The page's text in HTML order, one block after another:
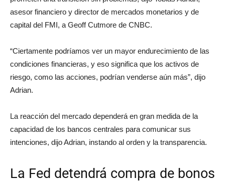
asesor financiero y director de mercados monetarios y de
capital del FMI, a Geoff Cutmore de CNBC.
“Ciertamente podríamos ver un mayor endurecimiento de las
condiciones financieras, y eso significa que los activos de
riesgo, como las acciones, podrían venderse aún más”, dijo
Adrian.
La reacción del mercado dependerá en gran medida de la
capacidad de los bancos centrales para comunicar sus
intenciones, dijo Adrian, instando al orden y la transparencia.
La Fed detendrá compra de bonos